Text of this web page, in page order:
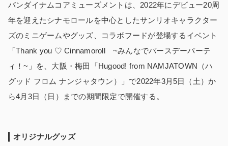
バンダイナムコアミューズメントは、2022年にデビュー20周
年を迎えたシナモロールを中心としたサンリオキャラクター
ズのミニゲームやグッズ、コラボフードが登場するイベント
「Thank you ♡ Cinnamoroll ~みんなでバースデーパーテ
ィ！~」を、大阪・梅田「Hugood! from NAMJATOWN（ハ
グッド フロム ナンジャタウン）」で2022年3月5日（土）か
ら4月3日（日）までの期間限定で開催する。
オリジナルグッズ